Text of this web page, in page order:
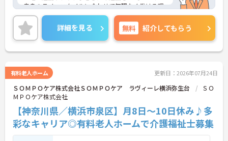
自身のライフスタイルに合わせて無理なく働ける環
境です。
ご興味のある方には、面接対策ポイントなど、さら
に詳細をご案内しますのでお気軽にご相談くださ
い！
詳細を見る 無料 紹介してもらう
有料老人ホーム 更新日：2026年07月24日
ＳＯＭＰＯケア株式会社ＳＯＭＰＯケア ラヴィーレ横浜弥生台
ＳＯ
ＭＰＯケア株式会社
【神奈川県／横浜市泉区】月8日～10日休み♪多
彩なキャリア◎有料老人ホームで介護福祉士募集